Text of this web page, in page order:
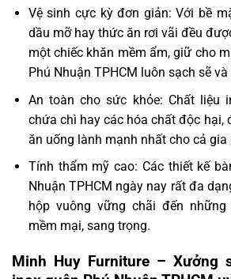
Vệ sinh cực kỳ đơn giản: Với bề
dầu mỡ hay thức ăn rơi vãi đều
một chiếc khăn mềm ẩm, giữ cho
Phú Nhuận TPHCM luôn sạch sẽ
An toàn cho sức khỏe: Chất liệu
chứa chì hay các hóa chất độc hại,
ăn uống lành mạnh nhất cho cả gia
Tính thẩm mỹ cao: Các thiết kế
Nhuận TPHCM ngày nay rất đa
hộp vuông vững chãi đến
mềm mại, sang trọng.
Minh Huy Furniture – Xưởng